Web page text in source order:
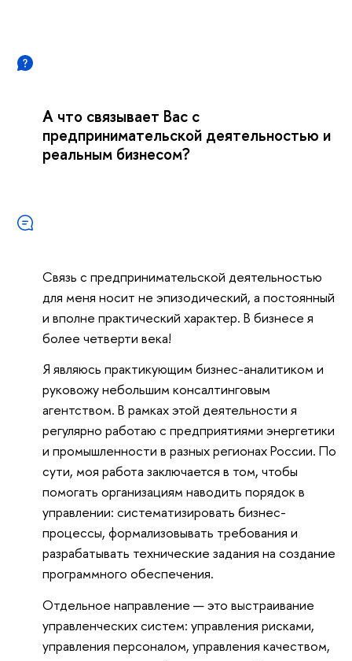
А что связывает Вас с
предпринимательской деятельностью и
реальным бизнесом?
Связь с предпринимательской деятельностью
для меня носит не эпизодический, а постоянный
и вполне практический характер. В бизнесе я
более четверти века!
Я являюсь практикующим бизнес-аналитиком и
руковожу небольшим консалтинговым
агентством. В рамках этой деятельности я
регулярно работаю с предприятиями энергетики
и промышленности в разных регионах России. По
сути, моя работа заключается в том, чтобы
помогать организациям наводить порядок в
управлении: систематизировать бизнес-
процессы, формализовывать требования и
разрабатывать технические задания на создание
программного обеспечения.
Отдельное направление — это выстраивание
управленческих систем: управления рисками,
управления персоналом, управления качеством,